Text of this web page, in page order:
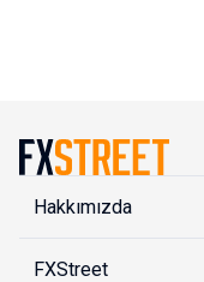
Hakkımızda
FXStreet